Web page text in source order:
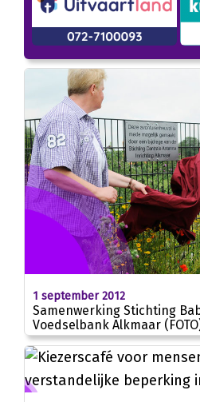
1 september 2012
Samenwerking Stichting
Voedselbank Alkmaar